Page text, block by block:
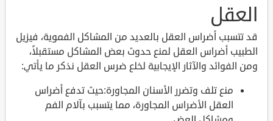
العقل
قد تتسبب أضراس العقل بالعديد من المشاكل الفموية، فيزيل
الطبيب أضراس العقل لمنع حدوث بعض المشاكل مستقبلاً،
ومن الفوائد والآثار الإيجابية لخلع ضرس العقل نذكر ما يأتي:
منع تلف وتضرر الأسنان المجاورة:حيث تدفع أضراس
العقل الأضراس المجاورة، مما يتسبب بآلام الفم